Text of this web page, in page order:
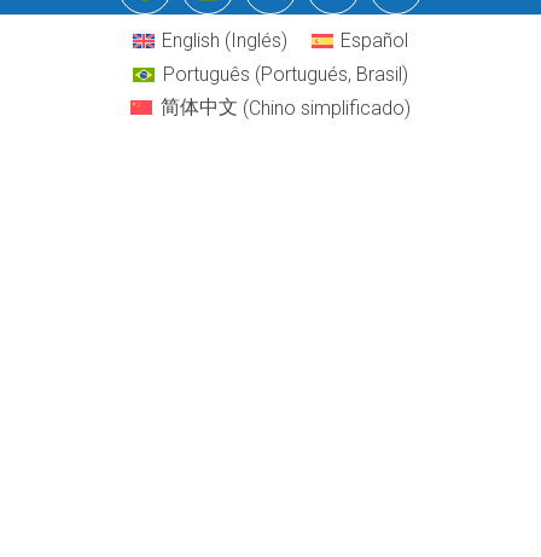
English (Inglés)
Español
Português (Portugués, Brasil)
简体中文 (Chino simplificado)